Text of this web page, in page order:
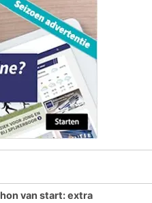
van start: extra